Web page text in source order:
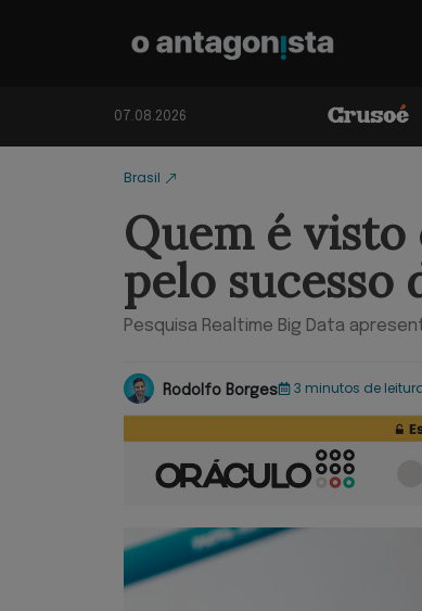
07.08.2026
Brasil
Quem é
pelo sucesso
Pesquisa Realtime Big Data
Rodolfo Borges 3 minutos de